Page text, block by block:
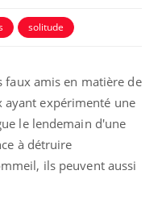
solitude
faux amis en matière de
expérimenté une
le lendemain d'une
à détruire
ils peuvent aussi